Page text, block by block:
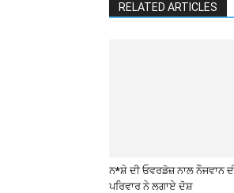
RELATED ARTICLES
ਨ*ਸ਼ੇ ਦੀ ਓਵਰਡੋਜ਼ ਨਾਲ ਨੌਜਵਾਨ
ਪਰਿਵਾਰ ਨੇ ਲਗਾਏ ਦੋਸ਼